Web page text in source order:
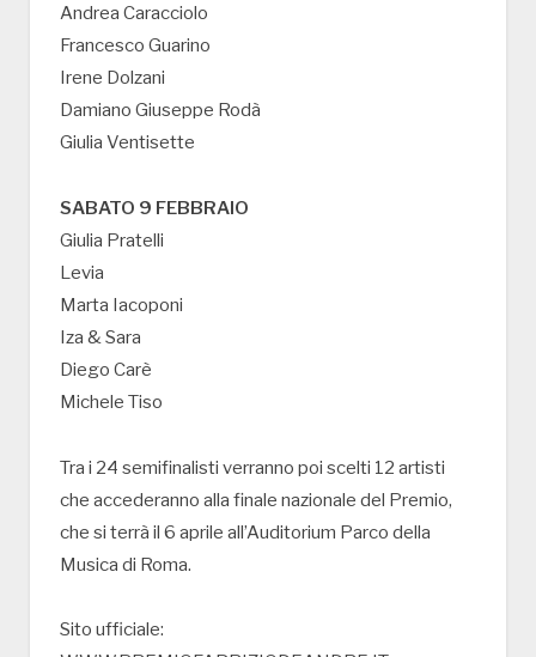
Andrea Caracciolo
Francesco Guarino
Irene Dolzani
Damiano Giuseppe Rodà
Giulia Ventisette
SABATO 9 FEBBRAIO
Giulia Pratelli
Levia
Marta Iacoponi
Iza & Sara
Diego Carè
Michele Tiso
Tra i 24 semifinalisti verranno poi scelti 12 artisti
che accederanno alla finale nazionale del Premio,
che si terrà il 6 aprile all’Auditorium Parco della
Musica di Roma.
Sito ufficiale: